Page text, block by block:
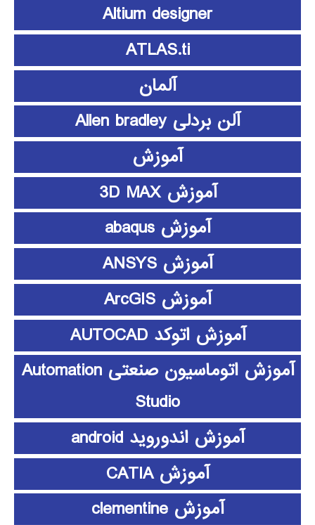
Altium designer
ATLAS.ti
آلمان
آلن بردلی Allen bradley
آموزش
آموزش 3D MAX
آموزش abaqus
آموزش ANSYS
آموزش ArcGIS
آموزش اتوکد AUTOCAD
آموزش اتوماسیون صنعتی Automation
Studio
آموزش اندوروید android
آموزش CATIA
آموزش clementine